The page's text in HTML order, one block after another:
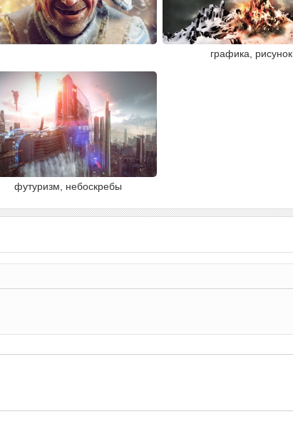
графика, рисунок
футуризм, небоскребы